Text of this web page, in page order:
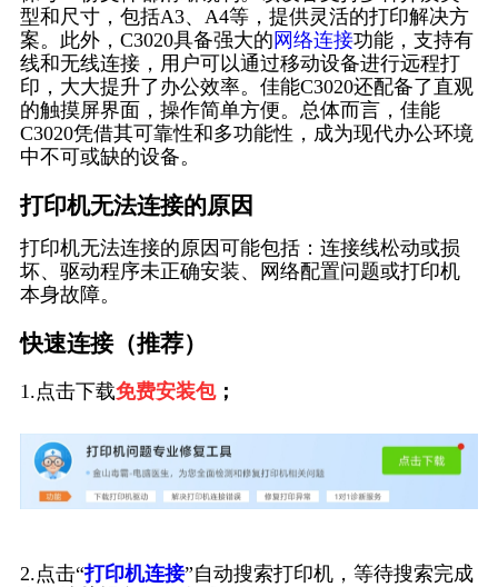
型和尺寸，包括A3、A4等，提供灵活的打印解决方
案。此外，C3020具备强大的 网络连接功能，支持有
线和无线连接，用户可以通过移动设备进行远程打
印，大大提升了办公效率。佳能C3020还配备了直观
的触摸屏界面，操作简单方便。总体而言，佳能
C3020凭借其可靠性和多功能性，成为现代办公环境
中不可或缺的设备。
打印机无法连接的原因
打印机无法连接的原因可能包括：连接线松动或损
坏、驱动程序未正确安装、网络配置问题或打印机
本身故障。
快速连接（推荐）
1.点击下载免费安装包；
2.点击“打印机连接”自动搜索打印机，等待搜索完成